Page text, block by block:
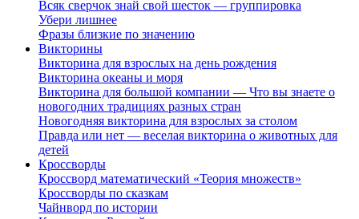
Всяк сверчок знай свой шесток — группировка
Убери лишнее
Фразы близкие по значению
Викторины
Викторина для взрослых на день рождения
Викторина океаны и моря
Викторина для большой компании — Что вы знаете о
новогодних традициях разных стран
Новогодняя викторина для взрослых за столом
Правда или нет — веселая викторина о животных для
детей
Кроссворды
Кроссворд математический «Теория множеств»
Кроссворды по сказкам
Чайнворд по истории